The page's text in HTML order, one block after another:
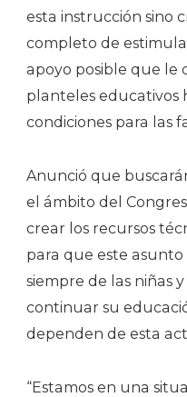
esta instrucción sino
completo de
apoyo posible que le
planteles educativos
condiciones para las
Anunció que
el ámbito del
crear los recursos
para que este
siempre de las niñas
continuar su
dependen de esta
“Estamos en una